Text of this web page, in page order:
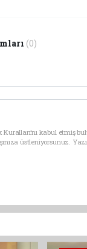
(0)
kabul etmiş
üstleniyorsunuz.